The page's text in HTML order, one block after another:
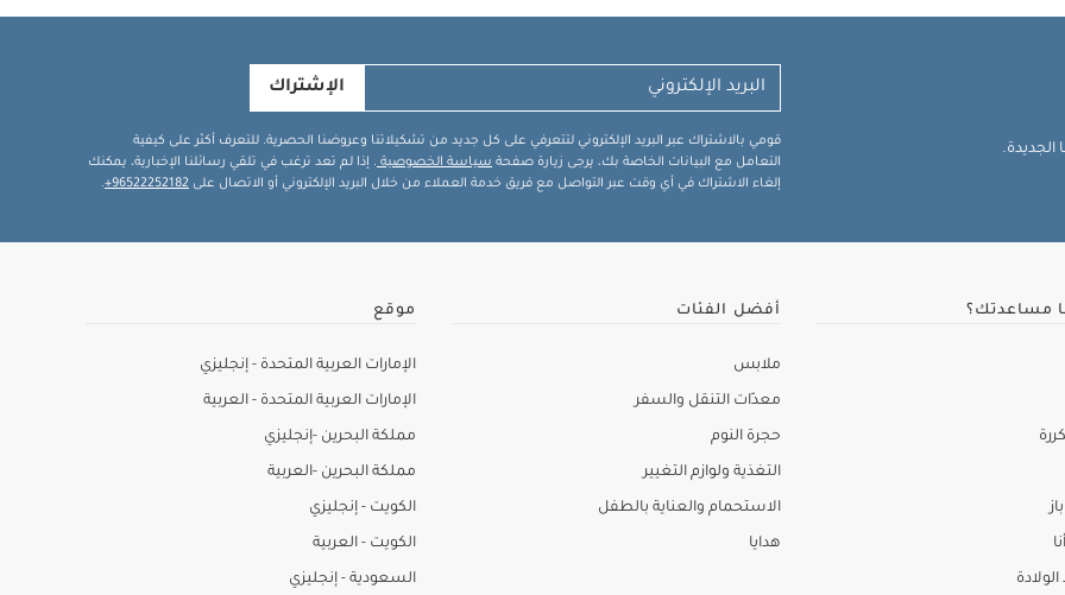
الجديدة.
الإشتراك
قومي بالاشتراك عبر البريد الإلكتروني لتتعرفي على كل جديد من تشكيلاتنا وعروضنا الحصرية. للتعرف أكثر على كيفية
التعامل مع البيانات الخاصة بك، يرجى زيارة صفحة سياسة الخصوصية . إذا لم تعد ترغب في تلقي رسائلنا الإخبارية، يمكنك
إلغاء الاشتراك في أي وقت عبر التواصل مع فريق خدمة العملاء من خلال البريد الإلكتروني أو الاتصال على 96522252182+
.
مساعدتك؟ أفضل الفئات
ملابس
معدّات التنقل والسفر
حجرة النوم
التغذية ولوازم التغيير
الاستحمام والعناية بالطفل
هدايا
موقع
الإمارات العربية المتحدة - إنجليزي
الإمارات العربية المتحدة - العربية
مملكة البحرين -إنجليزي
مملكة البحرين -العربية
الكويت - إنجليزي
الكويت - العربية
السعودية - إنجليزي